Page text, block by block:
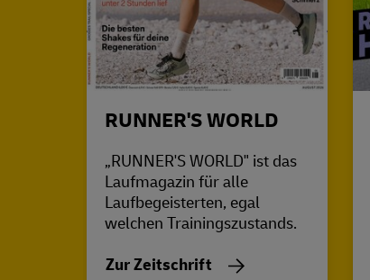
RUNNER'S WORLD
„RUNNER'S WORLD" ist das
Laufmagazin für alle
Laufbegeisterten, egal
welchen Trainingszustands.
Zur Zeitschrift